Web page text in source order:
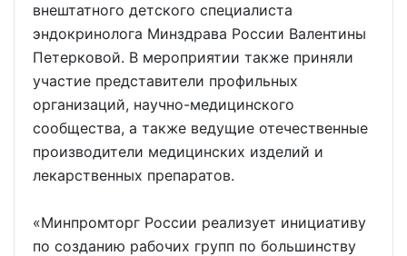
внештатного детского специалиста
эндокринолога Минздрава России Валентины
Петерковой. В мероприятии также приняли
участие представители профильных
организаций, научно-медицинского
сообщества, а также ведущие отечественные
производители медицинских изделий и
лекарственных препаратов.
«Минпромторг России реализует инициативу
по созданию рабочих групп по большинству